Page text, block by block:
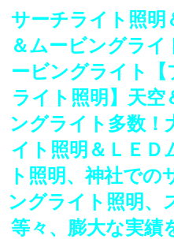
サーチライト照明
＆ムービングラ
ービングライト【
ライト照明】天空
ングライト多数！
イト照明＆ＬＥＤ
ト照明、神社で
ングライト照明、
等々、膨大な実績